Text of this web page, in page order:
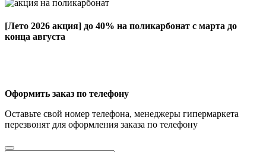
[Лето 2026 акция] до 40% на поликарбонат с марта до
конца августа
Оформить заказ по телефону
Оставьте свой номер телефона, менеджеры гипермаркета
перезвонят для оформления заказа по телефону